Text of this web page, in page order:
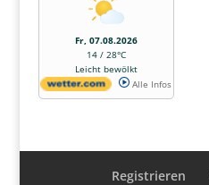
Fr, 07.08.2026
14 / 28°C
Leicht bewölkt
Alle Infos
Registrieren